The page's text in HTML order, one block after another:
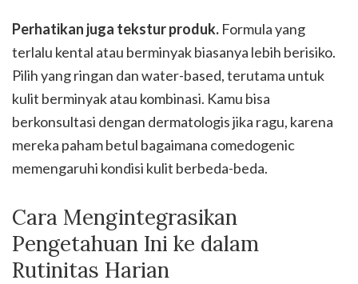
Perhatikan juga tekstur produk. Formula yang
terlalu kental atau berminyak biasanya lebih berisiko.
Pilih yang ringan dan water-based, terutama untuk
kulit berminyak atau kombinasi. Kamu bisa
berkonsultasi dengan dermatologis jika ragu, karena
mereka paham betul bagaimana comedogenic
memengaruhi kondisi kulit berbeda-beda.
Cara Mengintegrasikan
Pengetahuan Ini ke dalam
Rutinitas Harian